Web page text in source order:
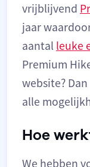
vrijblijvend
jaar
aantal leuke
Premium
website?
alle
Hoe
We hebben